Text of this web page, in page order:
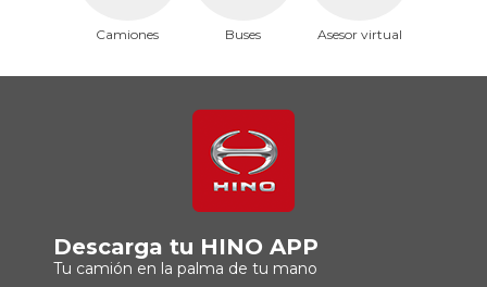
Camiones Buses Asesor virtual
Descarga tu HINO APP
Tu camión en la palma de tu mano